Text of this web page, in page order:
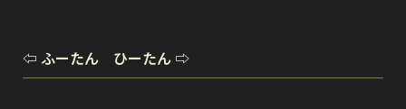
⇦ ふーたん ひーたん ⇨